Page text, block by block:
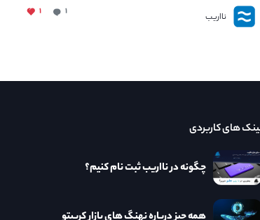
نااریب ۱ ۱
های کاربردی
چگونه در نااریب ثبت نام کنیم؟